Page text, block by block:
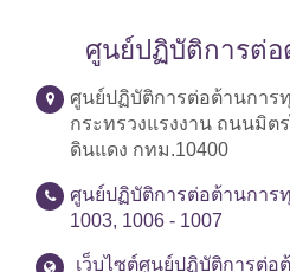
ศูนย์ปฏิบัติการต่อ
ศูนย์ปฏิบัติการต่อต้านการ
กระทรวงแรงงาน ถนนมิต
ดินแดง กทม.10400
ศูนย์ปฏิบัติการต่อต้านการ
1003, 1006 - 1007
เว็บไซต์ศูนย์ปฏิบัติการต่อ